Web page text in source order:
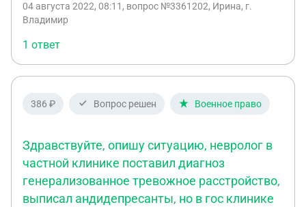
отчисления с военной кафедры, если есть
04 августа 2022, 08:11 , вопрос №3361202, Ирина, г.
Владимир
1 ответ
386 ₽ Вопрос решен Военное право
Здравствуйте, опишу ситуацию, невролог в
частной клинике поставил диагноз
генерализованное тревожное расстройство,
выписал андидепресанты, но в гос клинике